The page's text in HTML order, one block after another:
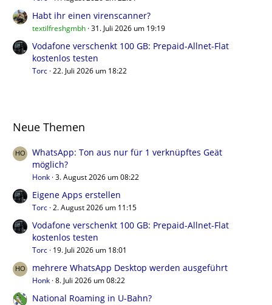
Habt ihr einen virenscanner?
textilfreshgmbh 31. Juli 2026 um 19:19
Vodafone verschenkt 100 GB: Prepaid-Allnet-Flat
kostenlos testen
Torc 22. Juli 2026 um 18:22
Neue Themen
WhatsApp: Ton aus nur für 1 verknüpftes Geät
möglich?
Honk 3. August 2026 um 08:22
Eigene Apps erstellen
Torc 2. August 2026 um 11:15
Vodafone verschenkt 100 GB: Prepaid-Allnet-Flat
kostenlos testen
Torc 19. Juli 2026 um 18:01
mehrere WhatsApp Desktop werden ausgeführt
Honk 8. Juli 2026 um 08:22
National Roaming in U-Bahn?